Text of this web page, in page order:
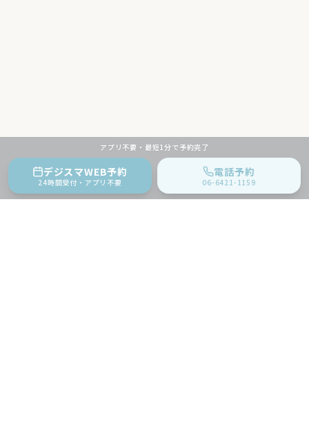
アプリ不要・最短1分で予約完了
デジスマWEB予約
24時間受付・アプリ不要
電話予約
06-6421-1159